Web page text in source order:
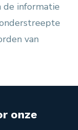
de informatie
van
onze